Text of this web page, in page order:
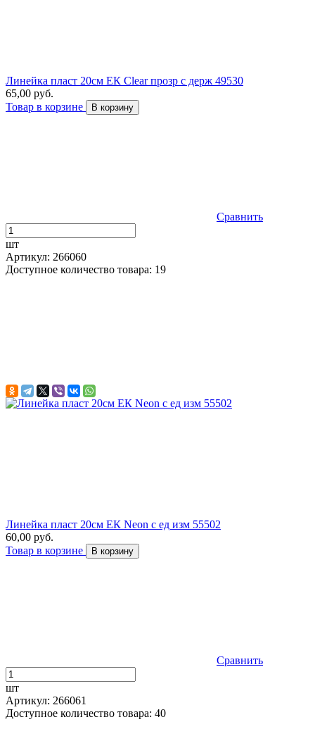
Линейка пласт 20см ЕК Сlear прозр с держ 49530
65,00 руб.
Товар в корзине
В корзину
Сравнить
шт
Артикул: 266060
Доступное количество товара: 19
Линейка пласт 20см ЕК Neon с ед изм 55502
60,00 руб.
Товар в корзине
В корзину
Сравнить
шт
Артикул: 266061
Доступное количество товара: 40